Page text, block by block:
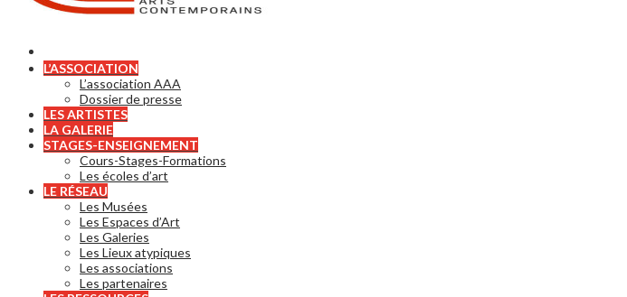
L’ASSOCIATION
L’association AAA
Dossier de presse
LES ARTISTES
LA GALERIE
STAGES-ENSEIGNEMENT
Cours-Stages-Formations
Les écoles d’art
LE RÉSEAU
Les Musées
Les Espaces d’Art
Les Galeries
Les Lieux atypiques
Les associations
Les partenaires